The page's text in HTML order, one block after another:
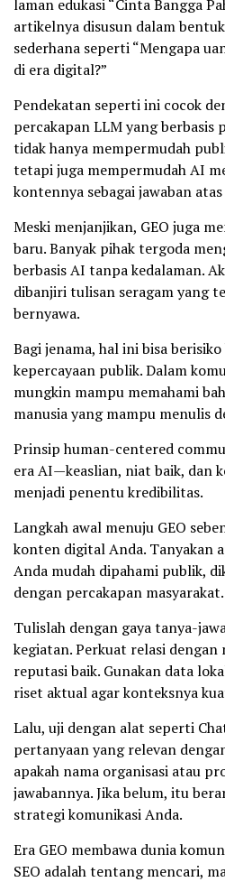
laman edukasi “Cinta Bangga
artikelnya disusun dalam
sederhana seperti “Mengapa
di era digital?”
Pendekatan seperti ini cocok
percakapan LLM yang berbasis
tidak hanya mempermudah
tetapi juga mempermudah AI
kontennya sebagai jawaban
Meski menjanjikan, GEO juga
baru. Banyak pihak tergoda
berbasis AI tanpa kedalaman.
dibanjiri tulisan seragam yang
bernyawa.
Bagi jenama, hal ini bisa
kepercayaan publik. Dalam
mungkin mampu memahami
manusia yang mampu menulis
Prinsip human-centered
era AI—keaslian, niat baik, dan
menjadi penentu kredibilitas.
Langkah awal menuju GEO
konten digital Anda. Tanyakan
Anda mudah dipahami publik,
dengan percakapan masyarakat.
Tulislah dengan gaya tanya-
kegiatan. Perkuat relasi dengan
reputasi baik. Gunakan data
riset aktual agar konteksnya
Lalu, uji dengan alat seperti
pertanyaan yang relevan
apakah nama organisasi atau
jawabannya. Jika belum, itu
strategi komunikasi Anda.
Era GEO membawa dunia
SEO adalah tentang mencari,